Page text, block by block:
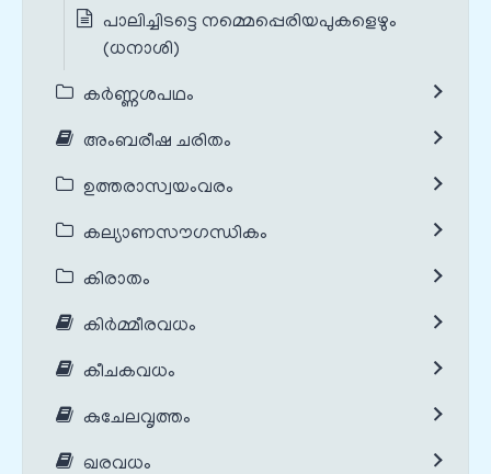
പാലിച്ചിടട്ടെ നമ്മെപ്പെരിയപുകളെഴും
(ധനാശി)
കർണ്ണശപഥം
അംബരീഷ ചരിതം
ഉത്തരാസ്വയംവരം
കല്യാണസൗഗന്ധികം
കിരാതം
കിർമ്മീരവധം
കീചകവധം
കുചേലവൃത്തം
ഖരവധം